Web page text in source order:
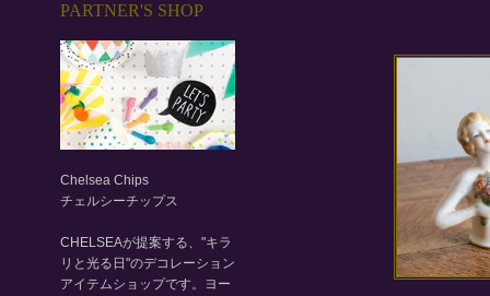
PARTNER'S SHOP
Chelsea Chips
チェルシーチップス
CHELSEAが提案する、"キラ
リと光る日"のデコレーション
アイテムショップです。ヨー